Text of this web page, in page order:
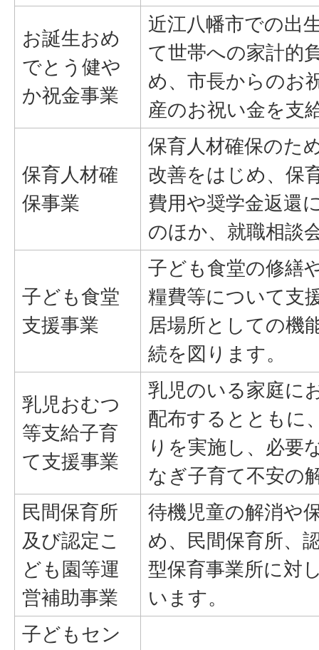
お誕生おめ
でとう健や
か祝金事業
近江八幡市での出
て世帯への家計的
め、市長からのお
産のお祝い金を支
保育人材確
保事業
保育人材確保のた
改善をはじめ、保
費用や奨学金返還
のほか、就職相談
子ども食堂
支援事業
子ども食堂の修繕
糧費等について支
居場所としての機
続を図ります。
乳児おむつ
等支給子育
て支援事業
乳児のいる家庭に
配布するとともに
りを実施し、必要
なぎ子育て不安の
民間保育所
及び認定こ
ども園等運
営補助事業
待機児童の解消や
め、民間保育所、
型保育事業所に対
います。
子どもセン